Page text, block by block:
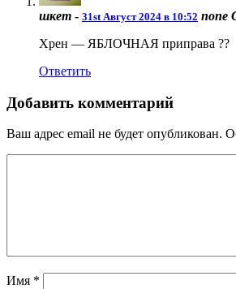
шкет - 31st Август 2024 в 10:52 none
Хрен — ЯБЛОЧНАЯ приправа ??
Ответить
Добавить комментарий
Ваш адрес email не будет опубликован.
Имя *